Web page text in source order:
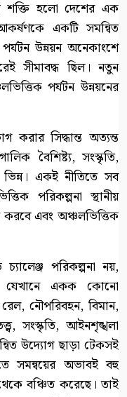
শক্তি হলো দেশের এক
একটি সমন্বিত
উন্নয়ন অনেকাংশে
সীমাবদ্ধ ছিল। নতুন
পর্যটন উন্নয়নের
করার সিদ্ধান্ত অত্যন্ত
বৈশিষ্ট্য, সংস্কৃতি,
ভিন্ন। একই নীতিতে সব
পরিকল্পনা স্থানীয়
করবে এবং অঞ্চলভিত্তিক
পরিকল্পনা নয়,
যেখানে একক কোনো
নৌপরিবহন, বিমান,
সংস্কৃতি, আইনশৃঙ্খলা
উদ্যোগ ছাড়া টেকসই
সমন্বয়ের অভাবই বহু
বঞ্চিত করেছে। তাই